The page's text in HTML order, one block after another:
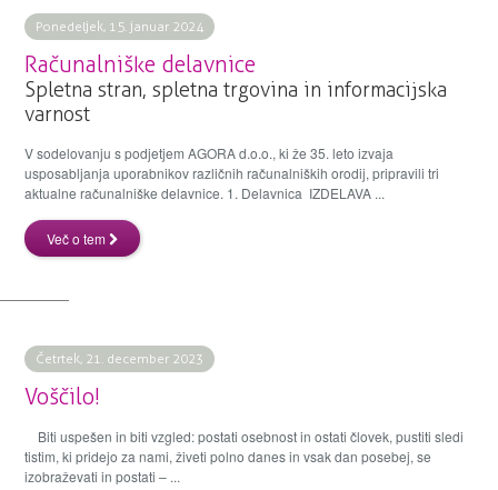
Ponedeljek, 15. januar 2024
Računalniške delavnice
Spletna stran, spletna trgovina in informacijska
varnost
V sodelovanju s podjetjem AGORA d.o.o., ki že 35. leto izvaja
usposabljanja uporabnikov različnih računalniških orodij, pripravili tri
aktualne računalniške delavnice. 1. Delavnica IZDELAVA ...
Več o tem
Četrtek, 21. december 2023
Voščilo!
Biti uspešen in biti vzgled: postati osebnost in ostati človek, pustiti sledi
tistim, ki pridejo za nami, živeti polno danes in vsak dan posebej, se
izobraževati in postati – ...